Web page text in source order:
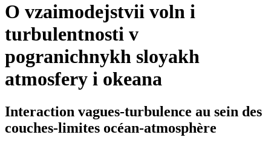
O vzaimodejstvii voln i
turbulentnosti v
pogranichnykh sloyakh
atmosfery i okeana
Interaction vagues-turbulence au sein des
couches-limites océan-atmosphère